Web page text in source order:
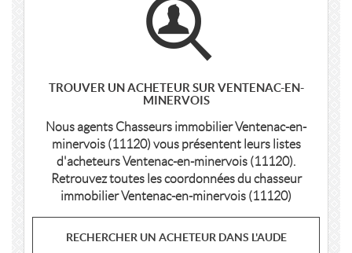
TROUVER UN ACHETEUR SUR VENTENAC-EN-
MINERVOIS
Nous agents Chasseurs immobilier Ventenac-en-
minervois (11120) vous présentent leurs listes
d'acheteurs Ventenac-en-minervois (11120).
Retrouvez toutes les coordonnées du chasseur
immobilier Ventenac-en-minervois (11120)
RECHERCHER UN ACHETEUR DANS L'AUDE